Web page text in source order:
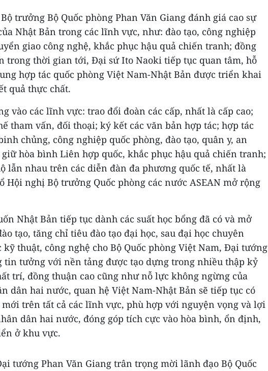
trưởng Bộ Quốc phòng Phan Văn Giang đánh giá cao sự
Nhật Bản trong các lĩnh vực, như: đào tạo, công nghiệp
giao công nghệ, khắc phục hậu quả chiến tranh; đồng
trong thời gian tới, Đại sứ Ito Naoki tiếp tục quan tâm, hỗ
hợp tác quốc phòng Việt Nam-Nhật Bản được triển khai
quả thực chất.
vào các lĩnh vực: trao đổi đoàn các cấp, nhất là cấp cao;
tham vấn, đối thoại; ký kết các văn bản hợp tác; hợp tác
chủng, công nghiệp quốc phòng, đào tạo, quân y, an
hòa bình Liên hợp quốc, khắc phục hậu quả chiến tranh;
lẫn nhau trên các diễn đàn đa phương quốc tế, nhất là
Hội nghị Bộ trưởng Quốc phòng các nước ASEAN mở rộng
Nhật Bản tiếp tục dành các suất học bổng đã có và mở
tạo, tăng chỉ tiêu đào tạo đại học, sau đại học chuyên
kỹ thuật, công nghệ cho Bộ Quốc phòng Việt Nam, Đại tướng
tin tưởng với nền tảng được tạo dựng trong nhiều thập kỷ
trí, đồng thuận cao cũng như nỗ lực không ngừng của
dân hai nước, quan hệ Việt Nam-Nhật Bản sẽ tiếp tục có
trên tất cả các lĩnh vực, phù hợp với nguyện vọng và lợi
dân hai nước, đóng góp tích cực vào hòa bình, ổn định,
ở khu vực.
tướng Phan Văn Giang trân trọng mời lãnh đạo Bộ Quốc